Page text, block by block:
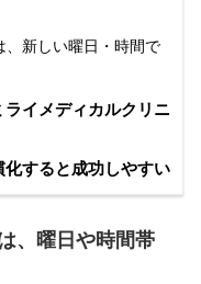
新しい曜日・時間で
イメディカルクリニ
すると成功しやすい
、曜日や時間帯